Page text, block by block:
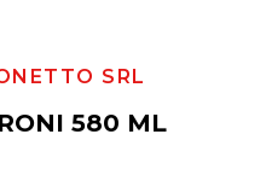
SRL
580 ML